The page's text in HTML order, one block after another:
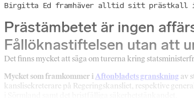
Birgitta Ed framhäver alltid sitt prästkall i
Prästämbetet är ingen
Fållöknastiftelsen utan att
Det finns mycket att säga om turerna kring
Mycket som framkommer iAftonbladets granskning av
kanslisekreterare på Regeringskansliet, respektive